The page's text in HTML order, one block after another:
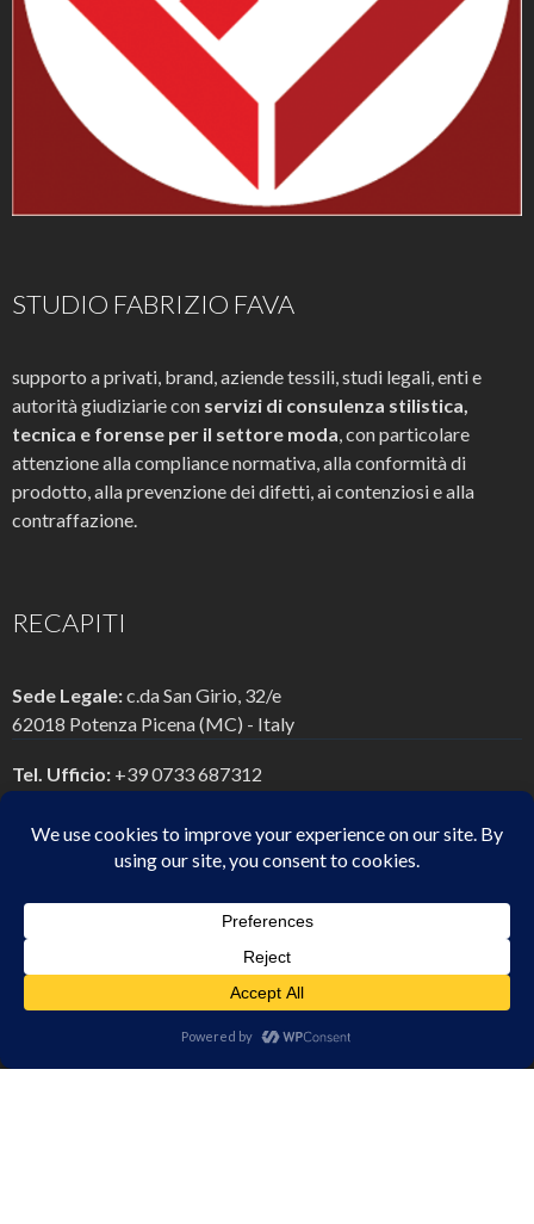
STUDIO FABRIZIO FAVA
supporto a privati, brand, aziende tessili, studi legali, enti e
autorità giudiziarie con servizi di consulenza stilistica,
tecnica e forense per il settore moda, con particolare
attenzione alla compliance normativa, alla conformità di
prodotto, alla prevenzione dei difetti, ai contenziosi e alla
contraffazione.
RECAPITI
Sede Legale:c.da San Girio, 32/e
62018 Potenza Picena (MC) - Italy
Tel. Ufficio: +39 0733 687312
info@fabriziofava.com
Servizi di consulenze